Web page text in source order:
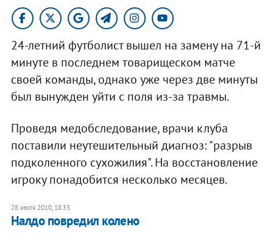
24-летний футболист вышел на замену на 71-й
минуте в последнем товарищеском матче
своей команды, однако уже через две минуты
был вынужден уйти с поля из-за травмы.
Проведя медобследование, врачи клуба
поставили неутешительный диагноз: "разрыв
подколенного сухожилия". На восстановление
игроку понадобится несколько месяцев.
28 июля 2010, 18:33
Налдо повредил колено